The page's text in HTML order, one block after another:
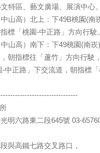
特區、藝文廣場、展演中心。
山高）北上：下49B桃園(南
標「桃園-中正路」方向行駛。
山高）南下：下49桃園(南
朝指標往「蘆竹」方向行駛，
-中正路」下交流道，朝指標
明六路東二段645號 03-
與高鐵七路交叉路口，